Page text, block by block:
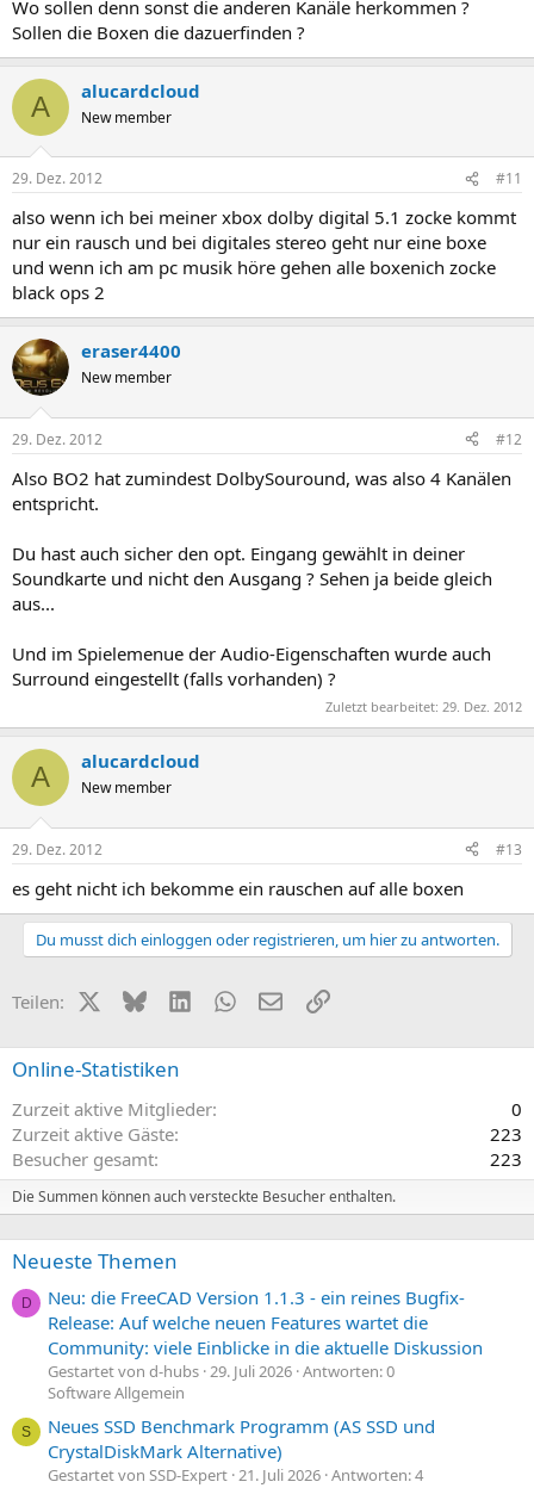
Wo sollen denn sonst die anderen Kanäle herkommen ?
Sollen die Boxen die dazuerfinden ?
A alucardcloud
New member
29. Dez. 2012 #11
also wenn ich bei meiner xbox dolby digital 5.1 zocke kommt
nur ein rausch und bei digitales stereo geht nur eine boxe
und wenn ich am pc musik höre gehen alle boxenich zocke
black ops 2
eraser4400
New member
29. Dez. 2012 #12
Also BO2 hat zumindest DolbySouround, was also 4 Kanälen
entspricht.
Du hast auch sicher den opt. Eingang gewählt in deiner
Soundkarte und nicht den Ausgang ? Sehen ja beide gleich
aus...
Und im Spielemenue der Audio-Eigenschaften wurde auch
Surround eingestellt (falls vorhanden) ?
Zuletzt bearbeitet: 29. Dez. 2012
A alucardcloud
New member
29. Dez. 2012 #13
es geht nicht ich bekomme ein rauschen auf alle boxen
Du musst dich einloggen oder registrieren, um hier zu antworten.
Teilen: X (Twitter)
BlueskyLinkedInWhatsApp
E-MailLink
Online-Statistiken
Zurzeit aktive Mitglieder
0
Zurzeit aktive Gäste
223
Besucher gesamt
223
Die Summen können auch versteckte Besucher enthalten.
Neueste Themen
D
Neu: die FreeCAD Version 1.1.3 - ein reines Bugfix-
Release: Auf welche neuen Features wartet die
Community: viele Einblicke in die aktuelle Diskussion
Gestartet von d-hubs 29. Juli 2026 Antworten: 0
Software Allgemein
S
Neues SSD Benchmark Programm (AS SSD und
CrystalDiskMark Alternative)
Gestartet von SSD-Expert 21. Juli 2026 Antworten: 4